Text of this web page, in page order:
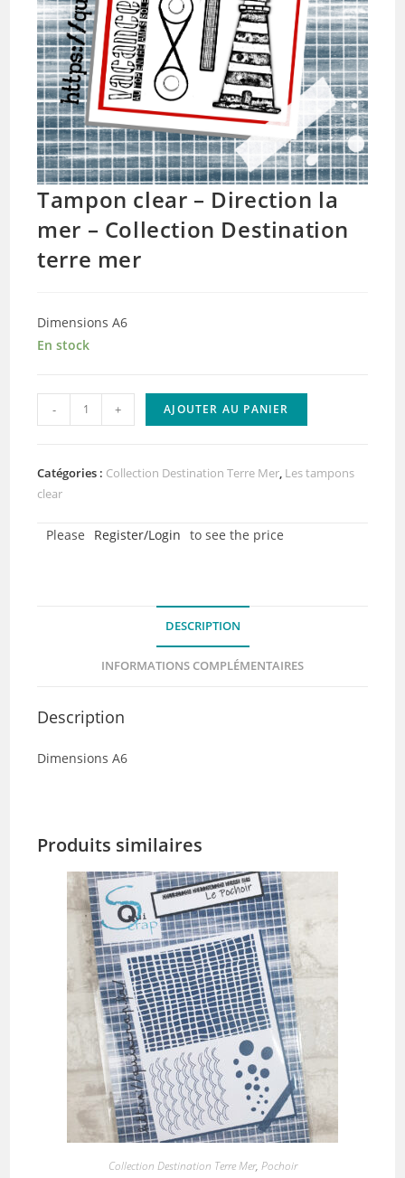
Tampon clear – Direction la
mer – Collection Destination
terre mer
Dimensions A6
En stock
quantité
de
clear
-
la
- + AJOUTER AU PANIER
Catégories : Collection Destination Terre Mer, Les tampons
clear
Please Register/Login to see the price
DESCRIPTION
INFORMATIONS COMPLÉMENTAIRES
Description
Dimensions A6
Produits similaires
Collection Destination Terre Mer, Pochoir